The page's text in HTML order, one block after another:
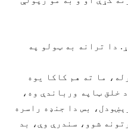
دا ترانه به ټولو په
ما ته هم کاکا یوه
خلق ټاپه ورباندې وه،
بس دا جنډه راسره
شوو، سندرې وې، بد